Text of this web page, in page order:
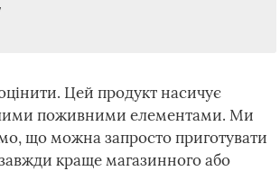
Цей продукт насичує
поживними елементами. Ми
що можна запросто приготувати
краще магазинного або